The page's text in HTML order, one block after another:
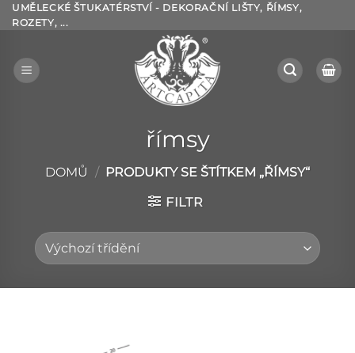
Přeskočit
na
UMĚLECKÉ ŠTUKATÉRSTVÍ - DEKORAČNÍ LIŠTY, ŘÍMSY,
ROZETY, ...
římsy
DOMŮ /
PRODUKTY SE ŠTÍTKEM „ŘÍMSY“
FILTR